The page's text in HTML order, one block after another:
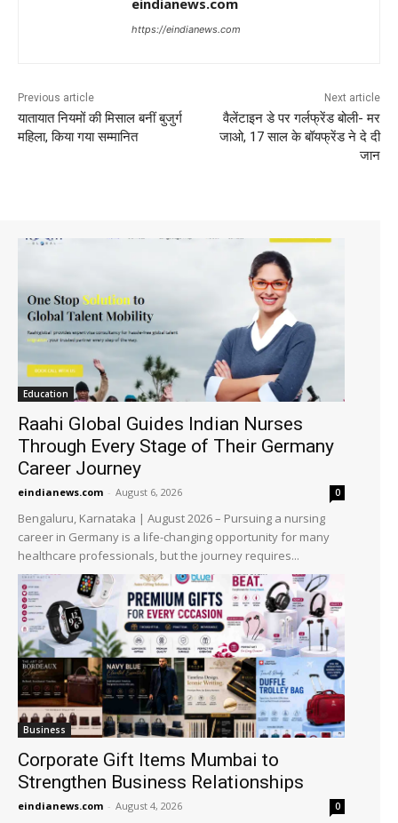
eindianews.com
https://eindianews.com
Previous article
यातायात नियमों की मिसाल बनीं बुजुर्ग
महिला, किया गया सम्मानित
Next article
वैलेंटाइन डे पर गर्लफ्रेंड बोली- मर
जाओ, 17 साल के बॉयफ्रेंड ने दे दी
जान
Education
Raahi Global Guides Indian Nurses
Through Every Stage of Their Germany
Career Journey
eindianews.com - August 6, 2026 0
Bengaluru, Karnataka | August 2026 – Pursuing a nursing
career in Germany is a life-changing opportunity for many
healthcare professionals, but the journey requires...
Business
Corporate Gift Items Mumbai to
Strengthen Business Relationships
eindianews.com - August 4, 2026 0